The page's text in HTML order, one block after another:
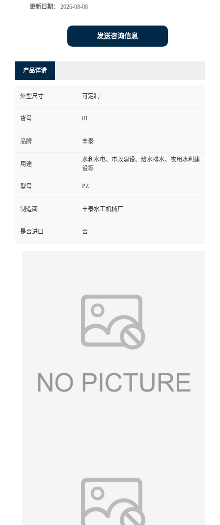
更新日期： 2026-08-08
发送咨询信息
产品详请
外型尺寸 可定制
货号 01
品牌 丰泰
用途
水利水电、市政建设、给水排水、农用水利建
设等
型号 PZ
制造商 丰泰水工机械厂
是否进口 否